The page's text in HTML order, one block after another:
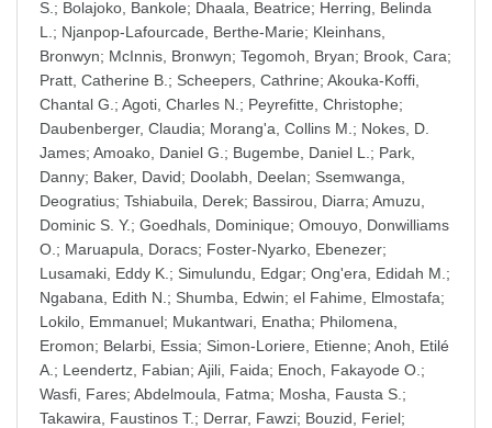
S. ; Bolajoko, Bankole; Dhaala, Beatrice; Herring, Belinda
L. ; Njanpop-Lafourcade, Berthe-Marie; Kleinhans,
Bronwyn; McInnis, Bronwyn; Tegomoh, Bryan; Brook, Cara;
Pratt, Catherine B. ; Scheepers, Cathrine; Akouka-Koffi,
Chantal G. ; Agoti, Charles N. ; Peyrefitte, Christophe;
Daubenberger, Claudia; Morang'a, Collins M. ; Nokes, D.
James; Amoako, Daniel G. ; Bugembe, Daniel L. ; Park,
Danny; Baker, David; Doolabh, Deelan; Ssemwanga,
Deogratius; Tshiabuila, Derek; Bassirou, Diarra; Amuzu,
Dominic S. Y.; Goedhals, Dominique; Omouyo, Donwilliams
O. ; Maruapula, Doracs; Foster-Nyarko, Ebenezer;
Lusamaki, Eddy K. ; Simulundu, Edgar; Ong'era, Edidah M. ;
Ngabana, Edith N. ; Shumba, Edwin; el Fahime, Elmostafa;
Lokilo, Emmanuel; Mukantwari, Enatha; Philomena,
Eromon; Belarbi, Essia; Simon-Loriere, Etienne; Anoh, Etilé
A. ; Leendertz, Fabian; Ajili, Faida; Enoch, Fakayode O. ;
Wasfi, Fares; Abdelmoula, Fatma; Mosha, Fausta S. ;
Takawira, Faustinos T.; Derrar, Fawzi; Bouzid, Feriel;